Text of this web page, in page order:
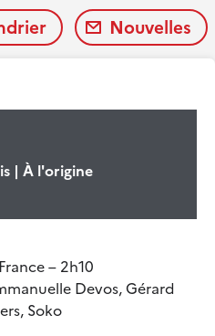
Nouvelles
| À l'origine
– 2h10
Devos, Gérard
Soko